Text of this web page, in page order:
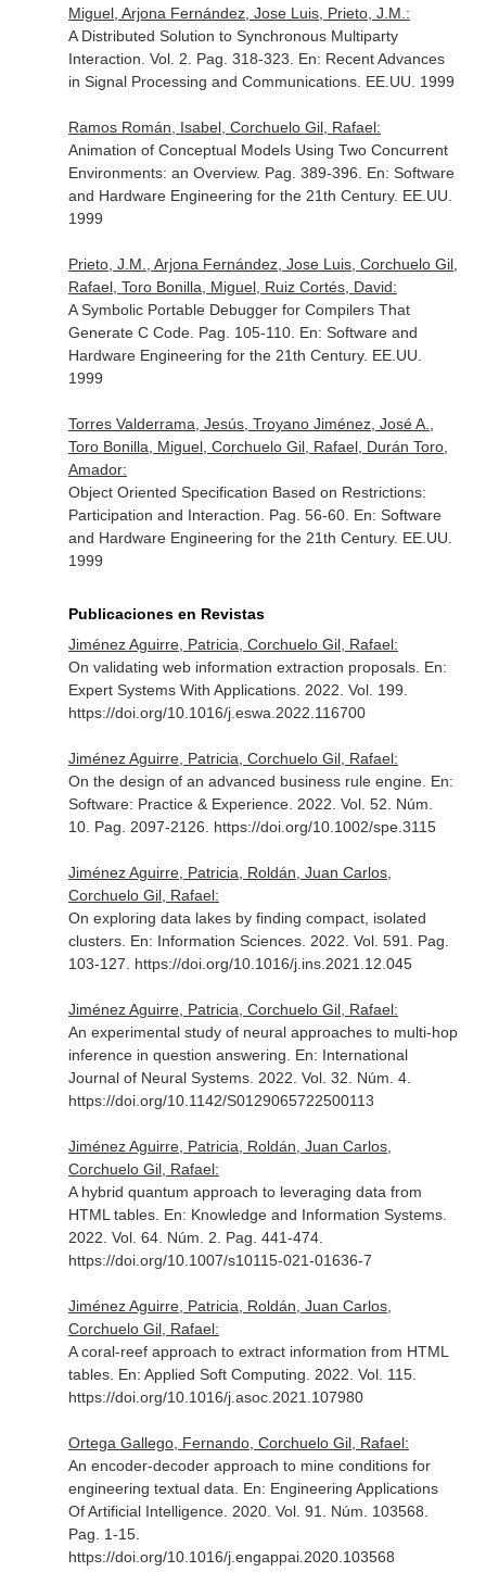
Miguel, Arjona Fernández, Jose Luis, Prieto, J.M.:
A Distributed Solution to Synchronous Multiparty
Interaction. Vol. 2. Pag. 318-323. En: Recent Advances
in Signal Processing and Communications. EE.UU. 1999
Ramos Román, Isabel, Corchuelo Gil, Rafael:
Animation of Conceptual Models Using Two Concurrent
Environments: an Overview. Pag. 389-396. En: Software
and Hardware Engineering for the 21th Century. EE.UU.
1999
Prieto, J.M., Arjona Fernández, Jose Luis, Corchuelo Gil,
Rafael, Toro Bonilla, Miguel, Ruiz Cortés, David:
A Symbolic Portable Debugger for Compilers That
Generate C Code. Pag. 105-110. En: Software and
Hardware Engineering for the 21th Century. EE.UU.
1999
Torres Valderrama, Jesús, Troyano Jiménez, José A.,
Toro Bonilla, Miguel, Corchuelo Gil, Rafael, Durán Toro,
Amador:
Object Oriented Specification Based on Restrictions:
Participation and Interaction. Pag. 56-60. En: Software
and Hardware Engineering for the 21th Century. EE.UU.
1999
Publicaciones en Revistas
Jiménez Aguirre, Patricia, Corchuelo Gil, Rafael:
On validating web information extraction proposals. En:
Expert Systems With Applications. 2022. Vol. 199.
https://doi.org/10.1016/j.eswa.2022.116700
Jiménez Aguirre, Patricia, Corchuelo Gil, Rafael:
On the design of an advanced business rule engine. En:
Software: Practice & Experience. 2022. Vol. 52. Núm.
10. Pag. 2097-2126. https://doi.org/10.1002/spe.3115
Jiménez Aguirre, Patricia, Roldán, Juan Carlos,
Corchuelo Gil, Rafael:
On exploring data lakes by finding compact, isolated
clusters. En: Information Sciences. 2022. Vol. 591. Pag.
103-127. https://doi.org/10.1016/j.ins.2021.12.045
Jiménez Aguirre, Patricia, Corchuelo Gil, Rafael:
An experimental study of neural approaches to multi-hop
inference in question answering. En: International
Journal of Neural Systems. 2022. Vol. 32. Núm. 4.
https://doi.org/10.1142/S0129065722500113
Jiménez Aguirre, Patricia, Roldán, Juan Carlos,
Corchuelo Gil, Rafael:
A hybrid quantum approach to leveraging data from
HTML tables. En: Knowledge and Information Systems.
2022. Vol. 64. Núm. 2. Pag. 441-474.
https://doi.org/10.1007/s10115-021-01636-7
Jiménez Aguirre, Patricia, Roldán, Juan Carlos,
Corchuelo Gil, Rafael:
A coral-reef approach to extract information from HTML
tables. En: Applied Soft Computing . 2022. Vol. 115.
https://doi.org/10.1016/j.asoc.2021.107980
Ortega Gallego, Fernando, Corchuelo Gil, Rafael:
An encoder-decoder approach to mine conditions for
engineering textual data. En: Engineering Applications
Of Artificial Intelligence. 2020. Vol. 91. Núm. 103568.
Pag. 1-15.
https://doi.org/10.1016/j.engappai.2020.103568